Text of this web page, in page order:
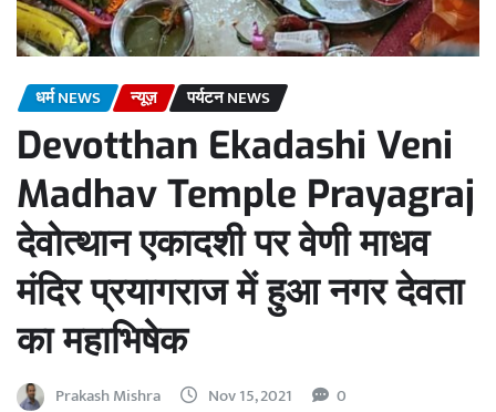
धर्म NEWS न्यूज़ पर्यटन NEWS
Devotthan Ekadashi Veni
Madhav Temple Prayagraj
देवोत्थान एकादशी पर वेणी माधव
मंदिर प्रयागराज में हुआ नगर देवता
का महाभिषेक
Prakash Mishra Nov 15, 2021 0